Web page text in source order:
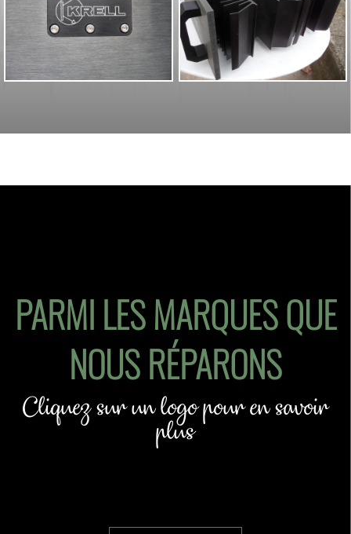
PARMI LES MARQUES QUE
NOUS RÉPARONS
Cliquez sur un logo pour en savoir
plus